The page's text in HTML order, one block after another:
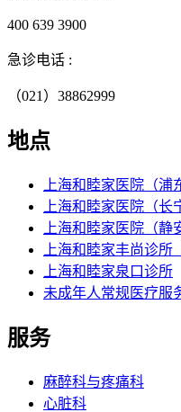
400 639 3900
急诊电话 :
（021）38862999
地点
上海和睦家医院（浦
上海和睦家医院（长
上海和睦家医院（静
上海和睦家丰尚诊所
上海和睦家泉口诊所
未成年人常规医疗服
服务
麻醉科与疼痛科
心脏科